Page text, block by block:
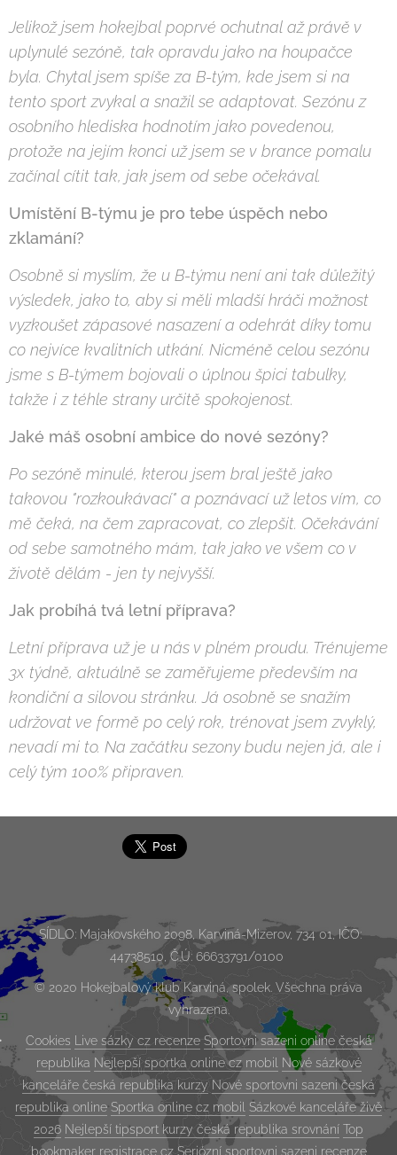
Jelikož jsem hokejbal poprvé ochutnal až právě v
uplynulé sezóně, tak opravdu jako na houpačce
byla. Chytal jsem spíše za B-tým, kde jsem si na
tento sport zvykal a snažil se adaptovat. Sezónu z
osobního hlediska hodnotím jako povedenou,
protože na jejím konci už jsem se v brance pomalu
začínal cítit tak, jak jsem od sebe očekával.
Umístění B-týmu je pro tebe úspěch nebo
zklamání?
Osobně si myslím, že u B-týmu není ani tak důležitý
výsledek, jako to, aby si měli mladší hráči možnost
vyzkoušet zápasové nasazení a odehrát díky tomu
co nejvíce kvalitních utkání. Nicméně celou sezónu
jsme s B-týmem bojovali o úplnou špici tabulky,
takže i z téhle strany určitě spokojenost.
Jaké máš osobní ambice do nové sezóny?
Po sezóně minulé, kterou jsem bral ještě jako
takovou "rozkoukávací" a poznávací už letos vím, co
mě čeká, na čem zapracovat, co zlepšit. Očekávání
od sebe samotného mám, tak jako ve všem co v
životě dělám - jen ty nejvyšší.
Jak probíhá tvá letní příprava?
Letní příprava už je u nás v plném proudu. Trénujeme
3x týdně, aktuálně se zaměřujeme především na
kondiční a silovou stránku. Já osobně se snažím
udržovat ve formě po celý rok, trénovat jsem zvyklý,
nevadí mi to. Na začátku sezony budu nejen já, ale i
celý tým 100% připraven.
SÍDLO: Majakovského 2098, Karviná-Mizerov, 734 01, IČO:
44738510, Č.Ú: 66633791/0100
© 2020 Hokejbalový klub Karviná, spolek. Všechna práva
vyhrazena.
Cookies Live sázky cz recenze Sportovni sazeni online česká
republika Nejlepší sportka online cz mobil
Nové sázkové
kanceláře česká republika kurzy Nové sportovni sazeni česká
republika online Sportka online cz mobil Sázkové kanceláře živě
2026 Nejlepší tipsport kurzy česká republika srovnání Top
bookmaker registrace cz Seriózní sportovni sazeni recenze